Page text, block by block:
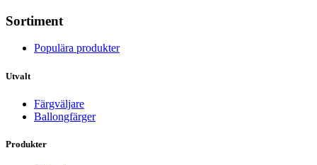
Sortiment
Populära produkter
Utvalt
Färgväljare
Ballongfärger
Produkter